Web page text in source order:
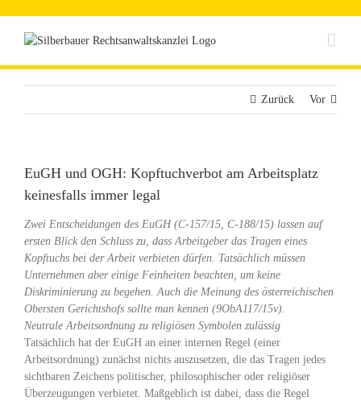
springen
Zurück Vor
EuGH und OGH: Kopftuchverbot am Arbeitsplatz
keinesfalls immer legal
Zwei Entscheidungen des EuGH (C-157/15, C-188/15) lassen auf
ersten Blick den Schluss zu, dass Arbeitgeber das Tragen eines
Kopftuchs bei der Arbeit verbieten dürfen. Tatsächlich müssen
Unternehmen aber einige Feinheiten beachten, um keine
Diskriminierung zu begehen. Auch die Meinung des österreichischen
Obersten Gerichtshofs sollte man kennen (9ObA117/15v).
Neutrale Arbeitsordnung zu religiösen Symbolen zulässig
Tatsächlich hat der EuGH an einer internen Regel (einer
Arbeitsordnung) zunächst nichts auszusetzen, die das Tragen jedes
sichtbaren Zeichens politischer, philosophischer oder religiöser
Überzeugungen verbietet. Maßgeblich ist dabei, dass die Regel